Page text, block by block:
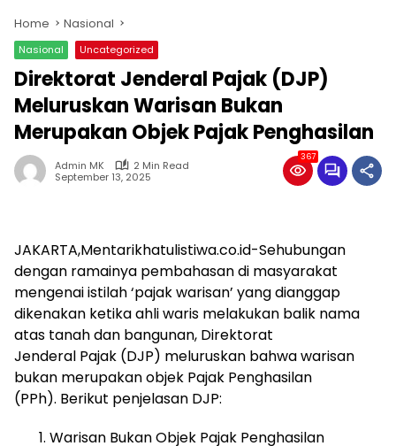
Home Nasional
Nasional Uncategorized
Direktorat Jenderal Pajak (DJP)
Meluruskan Warisan Bukan
Merupakan Objek Pajak Penghasilan
Admin MK
2 Min Read
September 13, 2025
367
JAKARTA,Mentarikhatulistiwa.co.id-Sehubungan
dengan ramainya pembahasan di masyarakat
mengenai istilah ‘pajak warisan’ yang dianggap
dikenakan ketika ahli waris melakukan balik nama
atas tanah dan bangunan, Direktorat
Jenderal Pajak (DJP) meluruskan bahwa warisan
bukan merupakan objek Pajak Penghasilan
(PPh). Berikut penjelasan DJP:
Warisan Bukan Objek Pajak Penghasilan